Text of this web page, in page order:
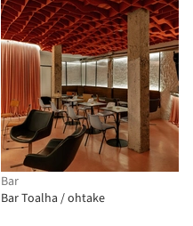
Bar
Bar Toalha / ohtake